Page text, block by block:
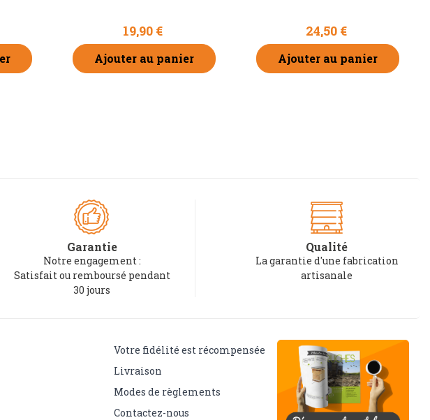
19,90 €
Ajouter au panier
24,50 €
Ajouter au panier
Garantie
Notre engagement :
Satisfait ou remboursé pendant
30 jours
Qualité
La garantie d'une fabrication
artisanale
Votre fidélité est récompensée
Livraison
Modes de règlements
Contactez-nous